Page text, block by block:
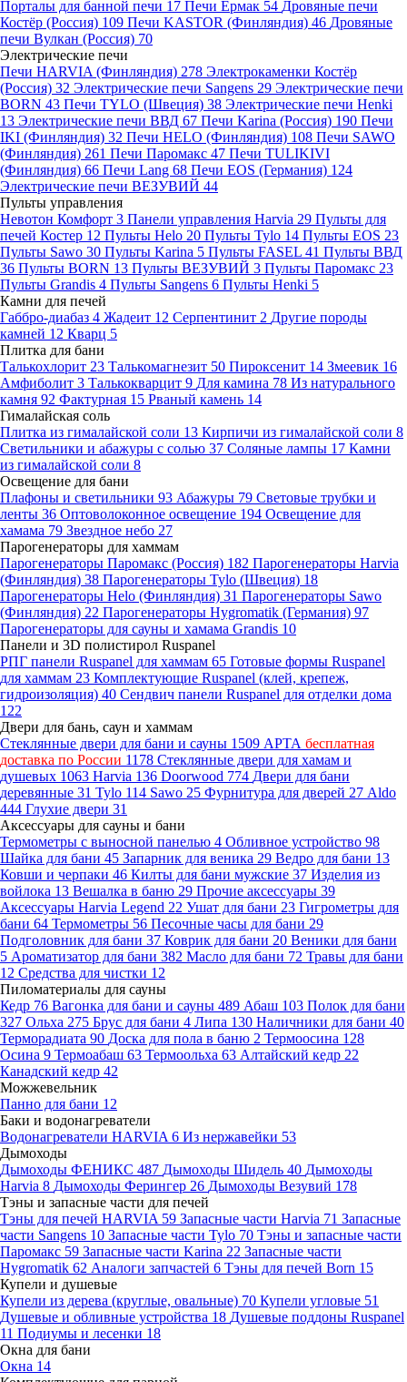
Порталы для банной печи 17 Печи Ермак 54 Дровяные печи
Костёр (Россия) 109 Печи KASTOR (Финляндия) 46 Дровяные
печи Вулкан (Россия) 70
Электрические печи
Печи HARVIA (Финляндия) 278 Электрокаменки Костёр
(Россия) 32 Электрические печи Sangens 29 Электрические печи
BORN 43 Печи TYLO (Швеция) 38 Электрические печи Henki
13 Электрические печи ВВД 67 Печи Karina (Россия) 190 Печи
IKI (Финляндия) 32 Печи HELO (Финляндия) 108 Печи SAWO
(Финляндия) 261 Печи Паромакс 47 Печи TULIKIVI
(Финляндия) 66 Печи Lang 68 Печи EOS (Германия) 124
Электрические печи ВЕЗУВИЙ 44
Пульты управления
Невотон Комфорт 3 Панели управления Harvia 29 Пульты для
печей Костер 12 Пульты Helo 20 Пульты Tylo 14 Пульты EOS 23
Пульты Sawo 30 Пульты Karina 5 Пульты FASEL 41 Пульты ВВД
36 Пульты BORN 13 Пульты ВЕЗУВИЙ 3 Пульты Паромакс 23
Пульты Grandis 4 Пульты Sangens 6 Пульты Henki 5
Камни для печей
Габбро-диабаз 4 Жадеит 12 Серпентинит 2 Другие породы
камней 12 Кварц 5
Плитка для бани
Талькохлорит 23 Талькомагнезит 50 Пироксенит 14 Змеевик 16
Амфиболит 3 Талькокварцит 9 Для камина 78 Из натурального
камня 92 Фактурная 15 Рваный камень 14
Гималайская соль
Плитка из гималайской соли 13 Кирпичи из гималайской соли 8
Светильники и абажуры с солью 37 Соляные лампы 17 Камни
из гималайской соли 8
Освещение для бани
Плафоны и светильники 93 Абажуры 79 Световые трубки и
ленты 36 Оптоволоконное освещение 194 Освещение для
хамама 79 Звездное небо 27
Парогенераторы для хаммам
Парогенераторы Паромакс (Россия) 182 Парогенераторы Harvia
(Финляндия) 38 Парогенераторы Tylo (Швеция) 18
Парогенераторы Helo (Финляндия) 31 Парогенераторы Sawo
(Финляндия) 22 Парогенераторы Hygromatik (Германия) 97
Парогенераторы для сауны и хамама Grandis 10
Панели и 3D полистирол Ruspanel
РПГ панели Ruspanel для хаммам 65 Готовые формы Ruspanel
для хаммам 23 Комплектующие Ruspanel (клей, крепеж,
гидроизоляция) 40 Сендвич панели Ruspanel для отделки дома
122
Двери для бань, саун и хаммам
Стеклянные двери для бани и сауны 1509 АРТА бесплатная
доставка по России 1178 Стеклянные двери для хамам и
душевых 1063 Harvia 136 Doorwood 774 Двери для бани
деревянные 31 Tylo 114 Sawo 25 Фурнитура для дверей 27 Aldo
444 Глухие двери 31
Аксессуары для сауны и бани
Термометры с выносной панелью 4 Обливное устройство 98
Шайка для бани 45 Запарник для веника 29 Ведро для бани 13
Ковши и черпаки 46 Килты для бани мужские 37 Изделия из
войлока 13 Вешалка в баню 29 Прочие аксессуары 39
Аксессуары Harvia Legend 22 Ушат для бани 23 Гигрометры для
бани 64 Термометры 56 Песочные часы для бани 29
Подголовник для бани 37 Коврик для бани 20 Веники для бани
5 Ароматизатор для бани 382 Масло для бани 72 Травы для бани
12 Средства для чистки 12
Пиломатериалы для сауны
Кедр 76 Вагонка для бани и сауны 489 Абаш 103 Полок для бани
327 Ольха 275 Брус для бани 4 Липа 130 Наличники для бани 40
Терморадиата 90 Доска для пола в баню 2 Термоосина 128
Осина 9 Термоабаш 63 Термоольха 63 Алтайский кедр 22
Канадский кедр 42
Можжевельник
Панно для бани 12
Баки и водонагреватели
Водонагреватели HARVIA 6 Из нержавейки 53
Дымоходы
Дымоходы ФЕНИКС 487 Дымоходы Шидель 40 Дымоходы
Harvia 8 Дымоходы Ферингер 26 Дымоходы Везувий 178
Тэны и запасные части для печей
Тэны для печей HARVIA 59 Запасные части Harvia 71 Запасные
части Sangens 10 Запасные части Tylo 70 Тэны и запасные части
Паромакс 59 Запасные части Karina 22 Запасные части
Hygromatik 62 Аналоги запчастей 6 Тэны для печей Born 15
Купели и душевые
Купели из дерева (круглые, овальные) 70 Купели угловые 51
Душевые и обливные устройства 18 Душевые поддоны Ruspanel
11 Подиумы и лесенки 18
Окна для бани
Окна 14